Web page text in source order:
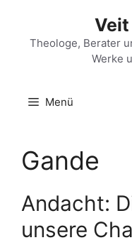
springenTheologe, Berater
Werke
Menü
Gande
Andacht:
unsere